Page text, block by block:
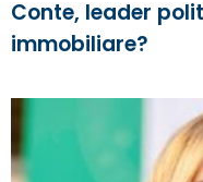
Conte, leader
immobiliare?